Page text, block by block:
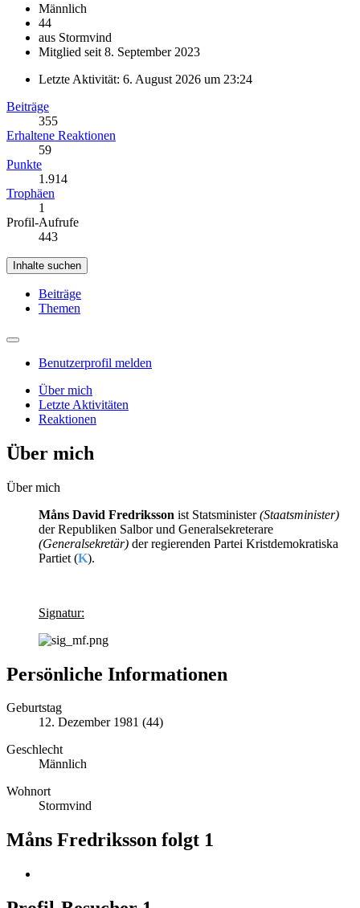
Männlich
44
aus Stormvind
Mitglied seit 8. September 2023
Letzte Aktivität: 6. August 2026 um 23:24
Beiträge
355
Erhaltene Reaktionen
59
Punkte
1.914
Trophäen
1
Profil-Aufrufe
443
Inhalte suchen
Beiträge
Themen
Benutzerprofil melden
Über mich
Letzte Aktivitäten
Reaktionen
Über mich
Über mich
Måns David Fredriksson ist Statsminister(Staatsminister)
der Republiken Salbor und Generalsekreterare
(Generalsekretär) der regierenden Partei Kristdemokratiska
Partiet (K).
Signatur:
Persönliche Informationen
Geburtstag
12. Dezember 1981 (44)
Geschlecht
Männlich
Wohnort
Stormvind
Måns Fredriksson folgt 1